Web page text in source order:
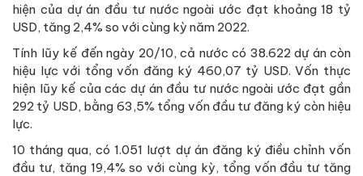
hiện của dự án đầu tư nước ngoài ước đạt khoảng 18 tỷ
USD, tăng 2,4% so với cùng kỳ năm 2022.
Tính lũy kế đến ngày 20/10, cả nước có 38.622 dự án còn
hiệu lực với tổng vốn đăng ký 460,07 tỷ USD. Vốn thực
hiện lũy kế của các dự án đầu tư nước ngoài ước đạt gần
292 tỷ USD, bằng 63,5% tổng vốn đầu tư đăng ký còn hiệu
lực.
10 tháng qua, có 1.051 lượt dự án đăng ký điều chỉnh vốn
đầu tư, tăng 19,4% so với cùng kỳ, tổng vốn đầu tư tăng